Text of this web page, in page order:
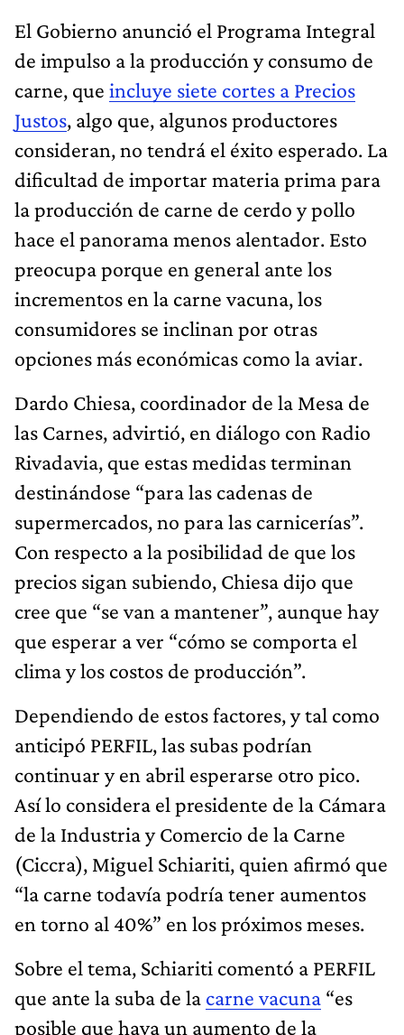
El Gobierno anunció el Programa Integral
de impulso a la producción y consumo de
carne, que incluye siete cortes a Precios
Justos, algo que, algunos productores
consideran, no tendrá el éxito esperado. La
dificultad de importar materia prima para
la producción de carne de cerdo y pollo
hace el panorama menos alentador. Esto
preocupa porque en general ante los
incrementos en la carne vacuna, los
consumidores se inclinan por otras
opciones más económicas como la aviar.
Dardo Chiesa, coordinador de la Mesa de
las Carnes, advirtió, en diálogo con Radio
Rivadavia, que estas medidas terminan
destinándose “para las cadenas de
supermercados, no para las carnicerías”.
Con respecto a la posibilidad de que los
precios sigan subiendo, Chiesa dijo que
cree que “se van a mantener”, aunque hay
que esperar a ver “cómo se comporta el
clima y los costos de producción”.
Dependiendo de estos factores, y tal como
anticipó PERFIL, las subas podrían
continuar y en abril esperarse otro pico.
Así lo considera el presidente de la Cámara
de la Industria y Comercio de la Carne
(Ciccra), Miguel Schiariti, quien afirmó que
“la carne todavía podría tener aumentos
en torno al 40%” en los próximos meses.
Sobre el tema, Schiariti comentó a PERFIL
que ante la suba de la carne vacuna “es
posible que haya un aumento de la